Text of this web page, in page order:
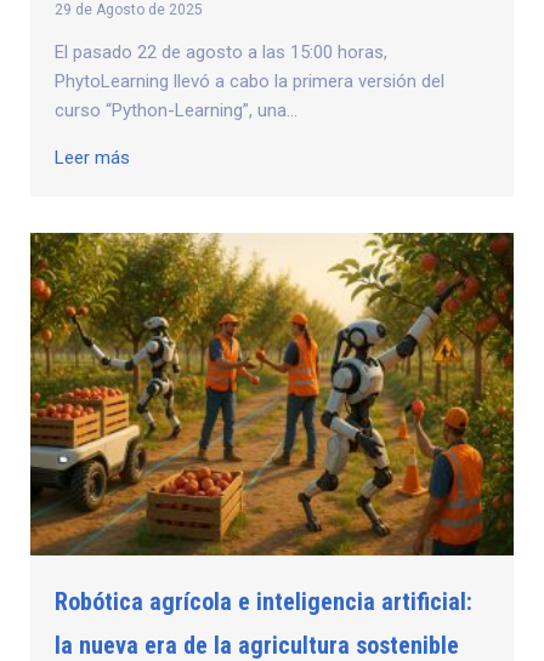
29 de Agosto de 2025
El pasado 22 de agosto a las 15:00 horas,
PhytoLearning llevó a cabo la primera versión del
curso “Python-Learning”, una...
Leer más
Robótica agrícola e inteligencia artificial:
la nueva era de la agricultura sostenible